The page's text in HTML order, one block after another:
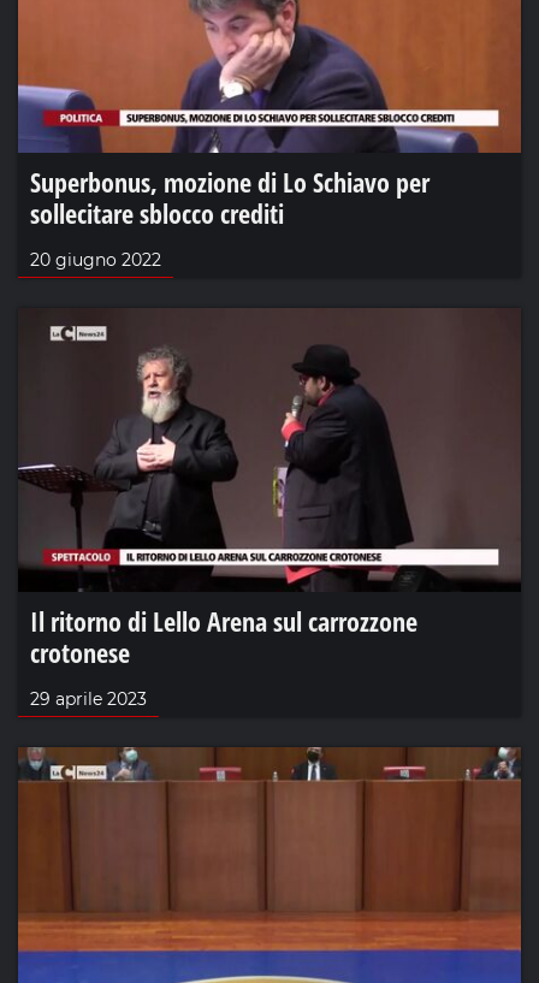
Superbonus, mozione di Lo Schiavo per
sollecitare sblocco crediti
20 giugno 2022
Il ritorno di Lello Arena sul carrozzone
crotonese
29 aprile 2023